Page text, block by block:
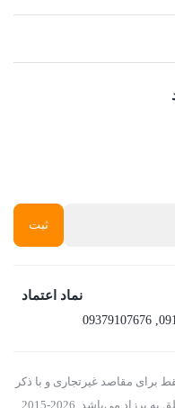
,
09379107676
نماد اعتماد
برای مقاصد غیرتجاری و با ذکر
می‌باشد. 2026-2015